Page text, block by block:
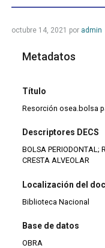
octubre 14, 2021 por admin
Metadatos
Título
Resorción osea.bolsa
Descriptores DECS
BOLSA PERIODONTAL;
CRESTA ALVEOLAR
Localización del
Biblioteca Nacional
Base de datos
OBRA